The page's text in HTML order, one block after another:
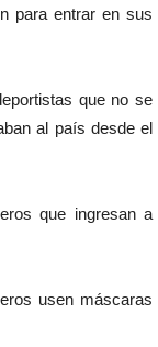
para entrar en sus
que no se
al país desde el
que ingresan a
usen máscaras